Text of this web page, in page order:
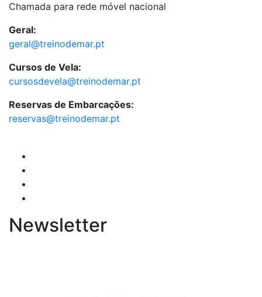
Chamada para rede móvel nacional
Geral:
geral@treinodemar.pt
Cursos de Vela:
cursosdevela@treinodemar.pt
Reservas de Embarcações:
reservas@treinodemar.pt
Newsletter